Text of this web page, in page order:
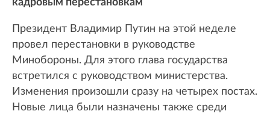
кадровым перестановкам
Президент Владимир Путин на этой неделе
провел перестановки в руководстве
Минобороны. Для этого глава государства
встретился с руководством министерства.
Изменения произошли сразу на четырех постах.
Новые лица были назначены также среди